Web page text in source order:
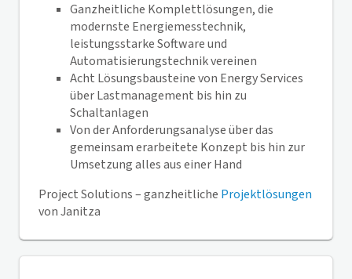
Ganzheitliche Komplettlösungen, die
modernste Energiemesstechnik,
leistungsstarke Software und
Automatisierungstechnik vereinen
Acht Lösungsbausteine von Energy Services
über Lastmanagement bis hin zu
Schaltanlagen
Von der Anforderungsanalyse über das
gemeinsam erarbeitete Konzept bis hin zur
Umsetzung alles aus einer Hand
Project Solutions – ganzheitliche Projektlösungen
von Janitza